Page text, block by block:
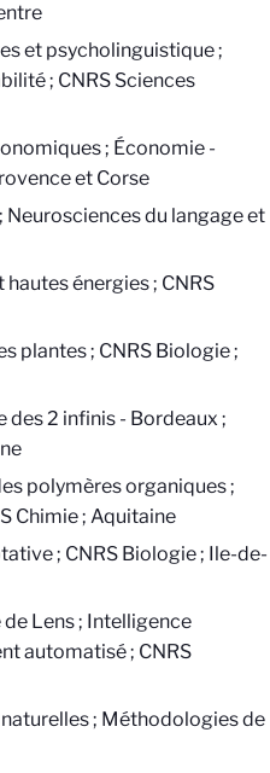
et psycholinguistique ;
; CNRS Sciences
; Économie -
et Corse
Neurosciences du langage et
énergies ; CNRS
plantes ; CNRS Biologie ;
des 2 infinis - Bordeaux ;
polymères organiques ;
Chimie ; Aquitaine
; CNRS Biologie ; Ile-de-
Lens ; Intelligence
automatisé ; CNRS
; Méthodologies de